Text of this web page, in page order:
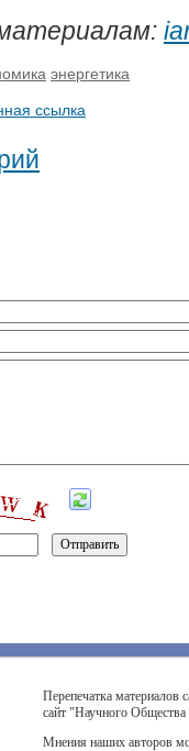
энергетика
ссылка
Перепечатка материалов
сайт "Научного
Мнения наших авторов